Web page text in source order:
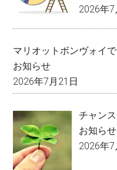
2026年7
マリオットボンヴォイ
お知らせ
2026年7月21日
チャン
お知らせ
2026年7